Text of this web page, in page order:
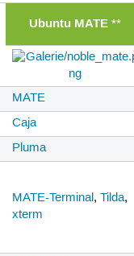
Ubuntu MATE **
MATE
Caja
Pluma
MATE-Terminal,Tilda,
xterm